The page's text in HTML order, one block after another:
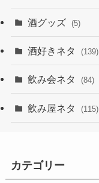
酒グッズ (5)
酒好きネタ (139)
飲み会ネタ (84)
飲み屋ネタ (115)
カテゴリー